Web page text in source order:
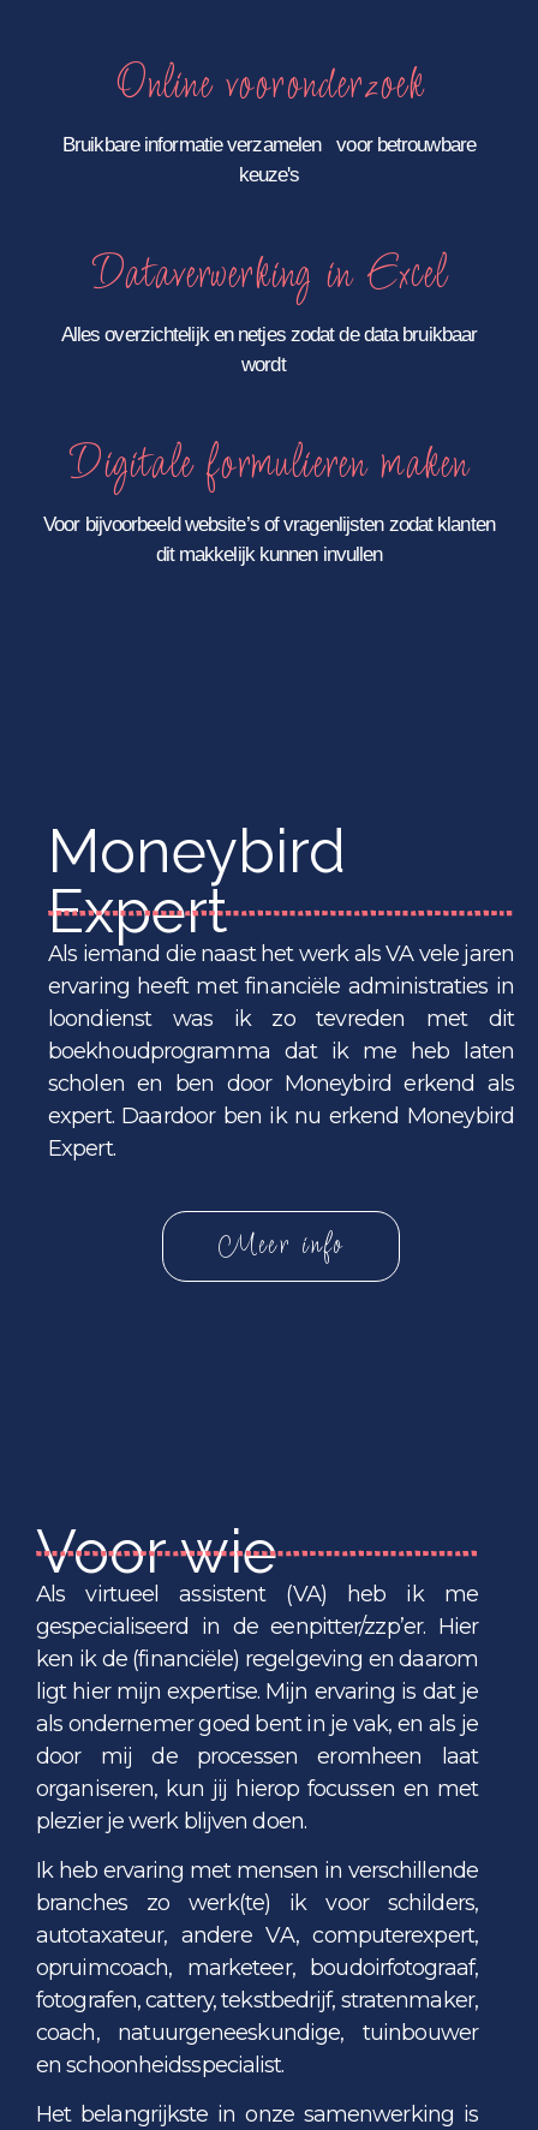
Online vooronderzoek
Bruikbare informatie verzamelen voor betrouwbare
keuze's
Dataverwerking in Excel
Alles overzichtelijk en netjes zodat de data bruikbaar
wordt
Digitale formulieren maken
Voor bijvoorbeeld website’s of vragenlijsten zodat klanten
dit makkelijk kunnen invullen
Moneybird
Expert
Als iemand die naast het werk als VA vele jaren
ervaring heeft met financiële administraties in
loondienst was ik zo tevreden met dit
boekhoudprogramma dat ik me heb laten
scholen en ben door Moneybird erkend als
expert. Daardoor ben ik nu erkend Moneybird
Expert.
Meer info
Voor wie
Als virtueel assistent (VA) heb ik me
gespecialiseerd in de eenpitter/zzp’er. Hier
ken ik de (financiële) regelgeving en daarom
ligt hier mijn expertise. Mijn ervaring is dat je
als ondernemer goed bent in je vak, en als je
door mij de processen eromheen laat
organiseren, kun jij hierop focussen en met
plezier je werk blijven doen.
Ik heb ervaring met mensen in verschillende
branches zo werk(te) ik voor schilders,
autotaxateur, andere VA, computerexpert,
opruimcoach, marketeer, boudoirfotograaf,
fotografen, cattery, tekstbedrijf, stratenmaker,
coach, natuurgeneeskundige, tuinbouwer
en schoonheidsspecialist.
Het belangrijkste in onze samenwerking is